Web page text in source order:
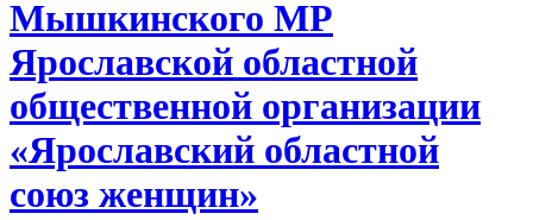
Мышкинского МР
Ярославской областной
общественной организации
«Ярославский областной
союз женщин»